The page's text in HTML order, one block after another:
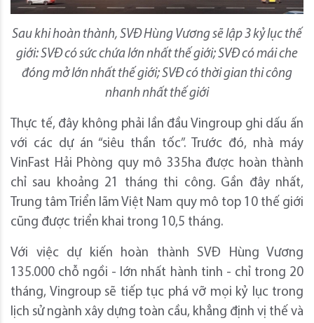
Sau khi hoàn thành, SVĐ Hùng Vương sẽ lập 3 kỷ lục thế
giới: SVĐ có sức chứa lớn nhất thế giới; SVĐ có mái che
đóng mở lớn nhất thế giới; SVĐ có thời gian thi công
nhanh nhất thế giới
Thực tế, đây không phải lần đầu Vingroup ghi dấu ấn
với các dự án “siêu thần tốc”. Trước đó, nhà máy
VinFast Hải Phòng quy mô 335ha được hoàn thành
chỉ sau khoảng 21 tháng thi công. Gần đây nhất,
Trung tâm Triển lãm Việt Nam quy mô top 10 thế giới
cũng được triển khai trong 10,5 tháng.
Với việc dự kiến hoàn thành SVĐ Hùng Vương
135.000 chỗ ngồi - lớn nhất hành tinh - chỉ trong 20
tháng, Vingroup sẽ tiếp tục phá vỡ mọi kỷ lục trong
lịch sử ngành xây dựng toàn cầu, khẳng định vị thế và